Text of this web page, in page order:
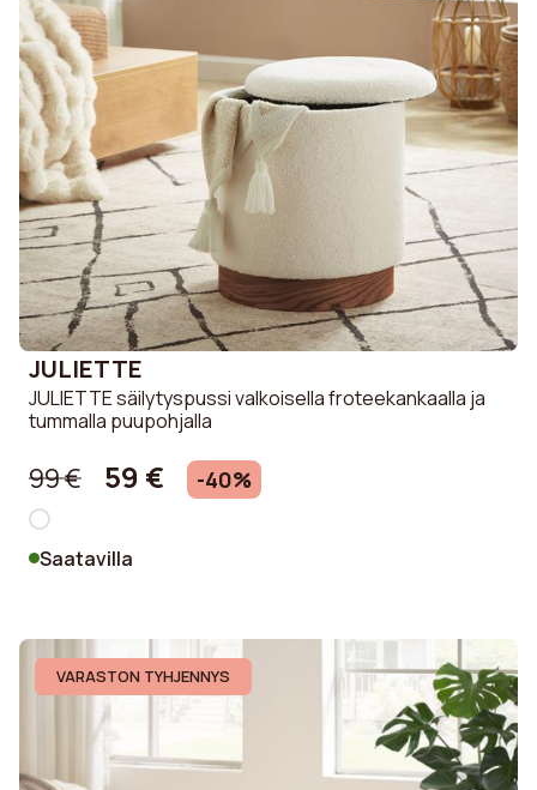
JULIETTE
JULIETTE säilytyspussi valkoisella froteekankaalla ja
tummalla puupohjalla
99 € 59 € -40%
Saatavilla
VARASTON TYHJENNYS